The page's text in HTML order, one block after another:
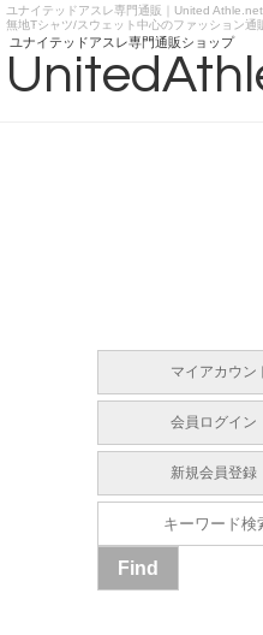
https://www.unitedathle.net
ユナイテッドアスレ専門通販｜United Athle.net
無地Tシャツ/スウェット中心のファッション通
ユナイテッドアスレ専門通販ショップ
マイアカウン
会員ログイン
新規会員登録